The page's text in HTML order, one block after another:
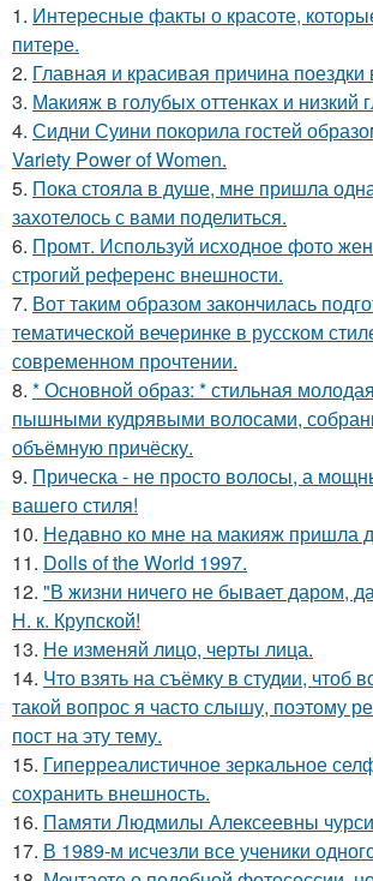
1. Интересные факты о красоте,
питере.
2. Главная и красивая причина поездки
3. Макияж в голубых оттенках и низкий
4. Сидни Суини покорила гостей
Variety Power of Women.
5. Пока стояла в душе, мне пришла
захотелось с вами поделиться.
6. Промт. Используй исходное фото
строгий референс внешности.
7. Вот таким образом закончилась
тематической вечеринке в русском
современном прочтении.
8. * Основной образ: * стильная
пышными кудрявыми волосами,
объёмную причёску.
9. Прическа - не просто волосы, а
вашего стиля!
10. Недавно ко мне на макияж пришла
11. Dolls of the World 1997.
12. "В жизни ничего не бывает даром,
Н. к. Крупской!
13. Не изменяй лицо, черты лица.
14. Что взять на съёмку в студии, чтоб
такой вопрос я часто слышу, поэтому
пост на эту тему.
15. Гиперреалистичное зеркальное
сохранить внешность.
16. Памяти Людмилы Алексеевны
17. В 1989-м исчезли все ученики